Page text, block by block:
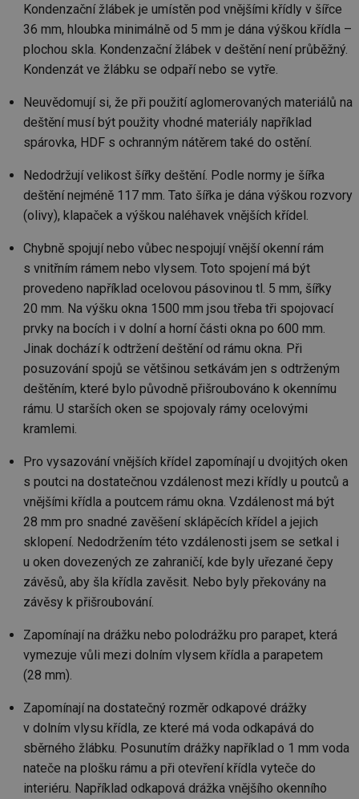
Kondenzační žlábek je umístěn pod vnějšími křídly v šířce
36 mm, hloubka minimálně od 5 mm je dána výškou křídla –
plochou skla. Kondenzační žlábek v deštění není průběžný.
Kondenzát ve žlábku se odpaří nebo se vytře.
Neuvědomují si, že při použití aglomerovaných materiálů na
deštění musí být použity vhodné materiály například
spárovka, HDF s ochranným nátěrem také do ostění.
Nedodržují velikost šířky deštění. Podle normy je šířka
deštění nejméně 117 mm. Tato šířka je dána výškou rozvory
(olivy), klapaček a výškou naléhavek vnějších křídel.
Chybně spojují nebo vůbec nespojují vnější okenní rám
s vnitřním rámem nebo vlysem. Toto spojení má být
provedeno například ocelovou pásovinou tl. 5 mm, šířky
20 mm. Na výšku okna 1500 mm jsou třeba tři spojovací
prvky na bocích i v dolní a horní části okna po 600 mm.
Jinak dochází k odtržení deštění od rámu okna. Při
posuzování spojů se většinou setkávám jen s odtrženým
deštěním, které bylo původně přišroubováno k okennímu
rámu. U starších oken se spojovaly rámy ocelovými
kramlemi.
Pro vysazování vnějších křídel zapomínají u dvojitých oken
s poutci na dostatečnou vzdálenost mezi křídly u poutců a
vnějšími křídla a poutcem rámu okna. Vzdálenost má být
28 mm pro snadné zavěšení sklápěcích křídel a jejich
sklopení. Nedodržením této vzdálenosti jsem se setkal i
u oken dovezených ze zahraničí, kde byly uřezané čepy
závěsů, aby šla křídla zavěsit. Nebo byly překovány na
závěsy k přišroubování.
Zapomínají na drážku nebo polodrážku pro parapet, která
vymezuje vůli mezi dolním vlysem křídla a parapetem
(28 mm).
Zapomínají na dostatečný rozměr odkapové drážky
v dolním vlysu křídla, ze které má voda odkapává do
sběrného žlábku. Posunutím drážky například o 1 mm voda
nateče na plošku rámu a při otevření křídla vyteče do
interiéru. Například odkapová drážka vnějšího okenního